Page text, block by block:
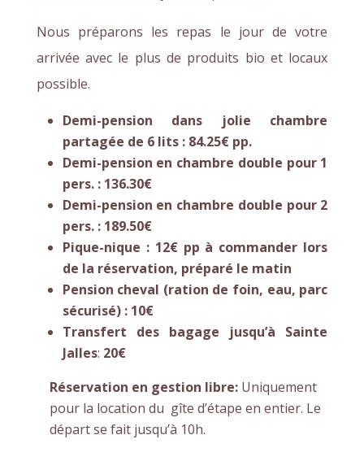
Nous préparons les repas le jour de votre
arrivée avec le plus de produits bio et locaux
possible.
Demi-pension dans jolie chambre
partagée de 6 lits : 84.25€ pp.
Demi-pension en chambre double pour 1
pers. : 136.30€
Demi-pension en chambre double pour 2
pers. : 189.50€
Pique-nique : 12€ pp à commander lors
de la réservation, préparé le matin
Pension cheval (ration de foin, eau, parc
sécurisé) : 10€
Transfert des bagage jusqu’à Sainte
Jalles: 20€
Réservation en gestion libre: Uniquement
pour la location du gîte d’étape en entier. Le
départ se fait jusqu’à 10h.